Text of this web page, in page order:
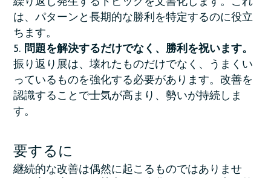
繰り返し発生するトピックを文書化します。これ
は、パターンと長期的な勝利を特定するのに役立
ちます。
問題を解決するだけでなく、勝利を祝います。
振り返り展は、壊れたものだけでなく、うまくい
っているものを強化する必要があります。改善を
認識することで士気が高まり、勢いが持続しま
す。
要するに
継続的な改善は偶然に起こるものではありませ